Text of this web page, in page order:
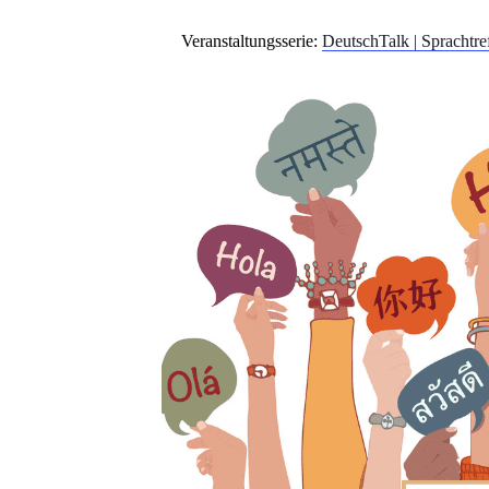
Veranstaltungsserie: DeutschTalk |